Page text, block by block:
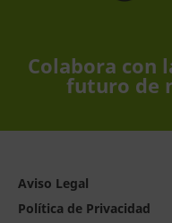
Colabora con
futuro de
Aviso Legal
Política de Privacidad